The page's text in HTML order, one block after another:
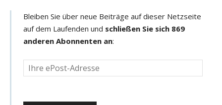
Bleiben Sie über neue Beiträge auf dieser Netzseite
auf dem Laufenden und schließen Sie sich 869
anderen Abonnenten an:
e
n